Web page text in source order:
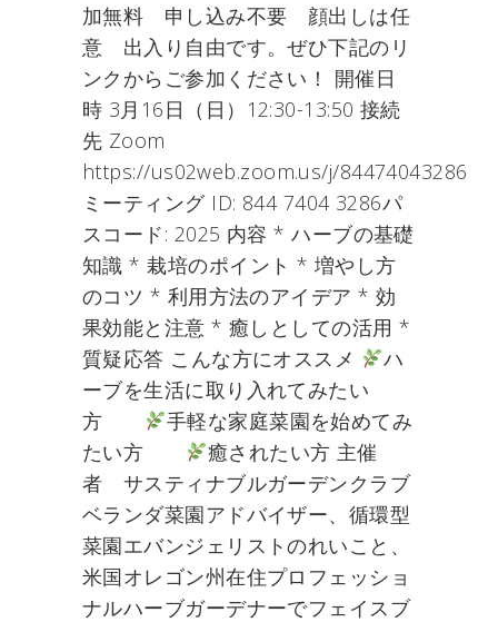
加無料 申し込み不要 顔出しは任
意 出入り自由です。ぜひ下記のリ
ンクからご参加ください！ 開催日
時 3月16日（日）12:30-13:50 接続
先 Zoom
https://us02web.zoom.us/j/84474043286
ミーティング ID: 844 7404 3286パ
スコード: 2025 内容 * ハーブの基礎
知識 * 栽培のポイント * 増やし方
のコツ * 利用方法のアイデア * 効
果効能と注意 * 癒しとしての活用 *
質疑応答 こんな方にオススメ
ハ
ーブを生活に取り入れてみたい
方
手軽な家庭菜園を始めてみ
たい方
癒されたい方 主催
者 サスティナブルガーデンクラブ
ベランダ菜園アドバイザー、循環型
菜園エバンジェリストのれいこと、
米国オレゴン州在住プロフェッショ
ナルハーブガーデナーでフェイスブ